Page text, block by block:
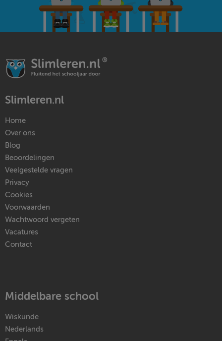
Slimleren.nl
Home
Over ons
Blog
Beoordelingen
Veelgestelde vragen
Privacy
Cookies
Voorwaarden
Wachtwoord vergeten
Vacatures
Contact
Middelbare school
Wiskunde
Nederlands